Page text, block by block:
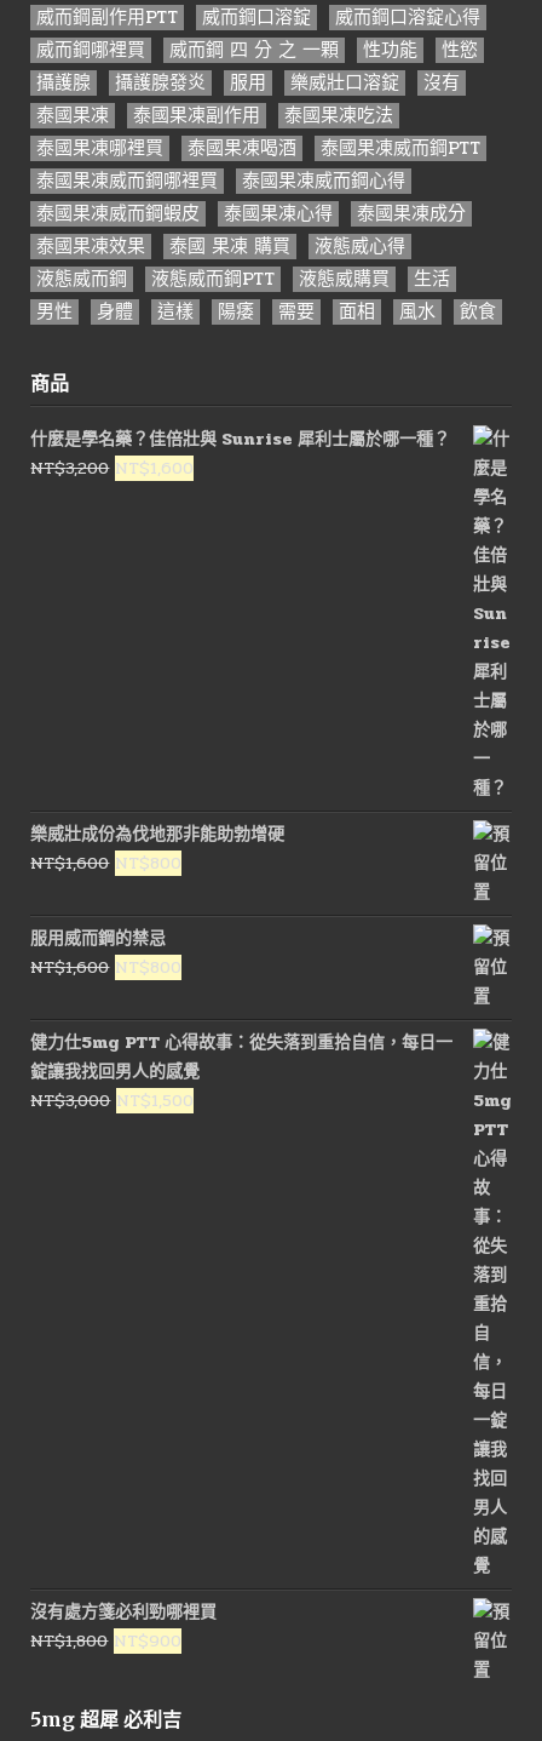
威而鋼副作用PTT
威而鋼口溶錠
威而鋼口溶錠心得
威而鋼哪裡買
威而鋼 四 分 之 一顆 性功能
性慾
攝護腺
攝護腺發炎 服用 樂威壯口溶錠
沒有
泰國果凍
泰國果凍副作用
泰國果凍吃法
泰國果凍哪裡買
泰國果凍喝酒
泰國果凍威而鋼PTT
泰國果凍威而鋼哪裡買
泰國果凍威而鋼心得
泰國果凍威而鋼蝦皮
泰國果凍心得
泰國果凍成分
泰國果凍效果
泰國 果凍 購買
液態威心得
液態威而鋼
液態威而鋼PTT 液態威購買
生活
男性
身體 這樣 陽痿 需要 面相 風水 飲食
商品
什麼是學名藥？佳倍壯與 Sunrise 犀利士屬於哪一種？
NT$3,200 原
NT$1,600
樂威壯成份為伐地那非能助勃增硬
NT$1,600 原
價
格：
NT$1,600。
NT$800
價
格：
NT$800。
服用威而鋼的禁忌
NT$1,600 原
價
格：
NT$1,600。
NT$800
價
格：
NT$800。
健力仕5mg PTT 心得故事：從失落到重拾自信，每日一
錠讓我找回男人的感覺
NT$3,000 原
NT$1,500
沒有處方箋必利勁哪裡買
NT$1,800 原
格：
NT$900
5mg 超犀 必利吉